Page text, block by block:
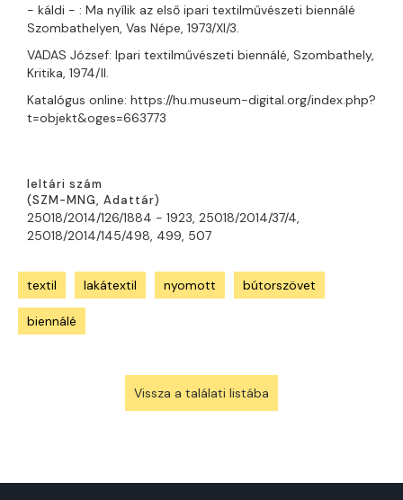
- káldi - : Ma nyílik az első ipari textilművészeti biennálé
Szombathelyen, Vas Népe, 1973/XI/3.
VADAS József: Ipari textilművészeti biennálé, Szombathely,
Kritika, 1974/II.
Katalógus online: https://hu.museum-digital.org/index.php?
t=objekt&oges=663773
leltári szám
(SZM-MNG, Adattár)
25018/2014/126/1884 - 1923, 25018/2014/37/4,
25018/2014/145/498, 499, 507
textil lakátextil nyomott bútorszövet
biennálé
Vissza a találati listába